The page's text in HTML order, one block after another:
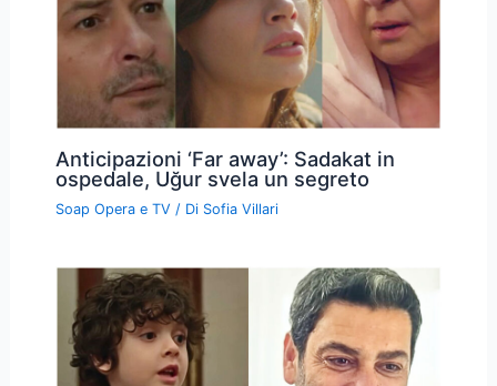
Anticipazioni ‘Far away’: Sadakat in
ospedale, Uğur svela un segreto
Soap Opera e TV / Di Sofia Villari